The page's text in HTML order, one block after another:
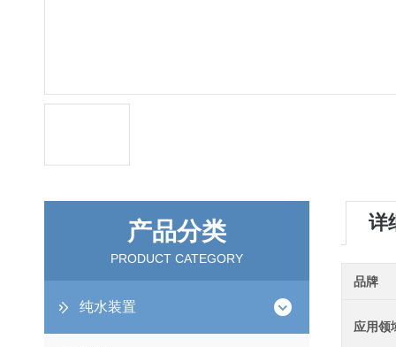
产品分类
PRODUCT CATEGORY
纯水装置
详
品牌
应用领